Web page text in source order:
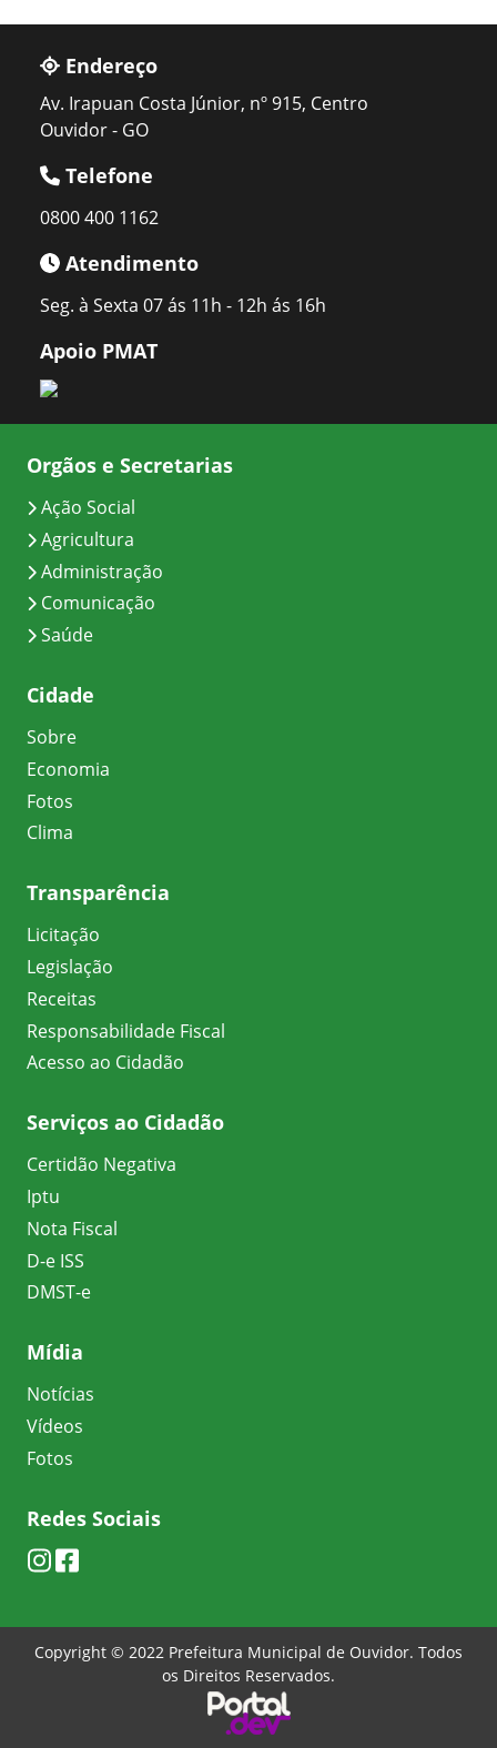
Endereço
Av. Irapuan Costa Júnior, nº 915, Centro
Ouvidor - GO
Telefone
0800 400 1162
Atendimento
Seg. à Sexta 07 ás 11h - 12h ás 16h
Apoio PMAT
Orgãos e Secretarias
Ação Social
Agricultura
Administração
Comunicação
Saúde
Cidade
Sobre
Economia
Fotos
Clima
Transparência
Licitação
Legislação
Receitas
Responsabilidade Fiscal
Acesso ao Cidadão
Serviços ao Cidadão
Certidão Negativa
Iptu
Nota Fiscal
D-e ISS
DMST-e
Mídia
Notícias
Vídeos
Fotos
Redes Sociais
Copyright © 2022 Prefeitura Municipal de Ouvidor. Todos
os Direitos Reservados.